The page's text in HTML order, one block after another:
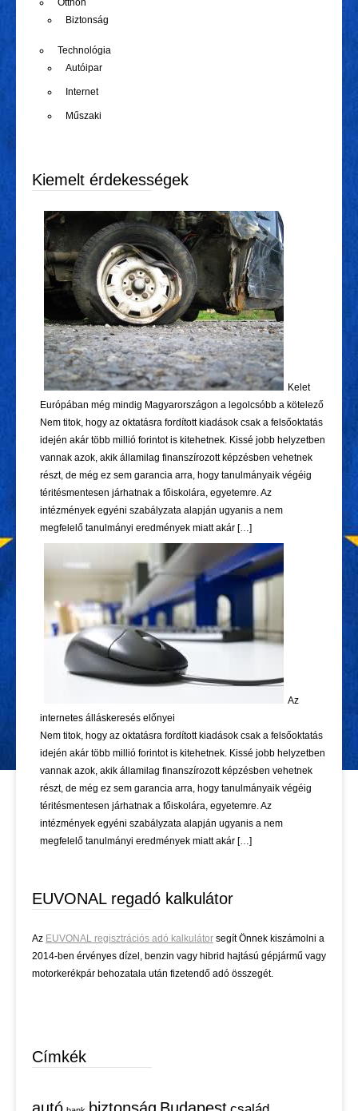
Otthon
Biztonság
Technológia
Autóipar
Internet
Műszaki
Kiemelt érdekességek
Kelet
Európában még mindig Magyarországon a legolcsóbb a kötelező
Nem titok, hogy az oktatásra fordított kiadások csak a felsőoktatás
idején akár több millió forintot is kitehetnek. Kissé jobb helyzetben
vannak azok, akik államilag finanszírozott képzésben vehetnek
részt, de még ez sem garancia arra, hogy tanulmányaik végéig
téritésmentesen járhatnak a főiskolára, egyetemre. Az
intézmények egyéni szabályzata alapján ugyanis a nem
megfelelő tanulmányi eredmények miatt akár […]
Az
internetes álláskeresés előnyei
Nem titok, hogy az oktatásra fordított kiadások csak a felsőoktatás
idején akár több millió forintot is kitehetnek. Kissé jobb helyzetben
vannak azok, akik államilag finanszírozott képzésben vehetnek
részt, de még ez sem garancia arra, hogy tanulmányaik végéig
téritésmentesen járhatnak a főiskolára, egyetemre. Az
intézmények egyéni szabályzata alapján ugyanis a nem
megfelelő tanulmányi eredmények miatt akár […]
EUVONAL regadó kalkulátor
Az EUVONAL regisztrációs adó kalkulátor segít Önnek kiszámolni a
2014-ben érvényes dízel, benzin vagy hibrid hajtású gépjármű vagy
motorkerékpár behozatala után fizetendő adó összegét.
Címkék